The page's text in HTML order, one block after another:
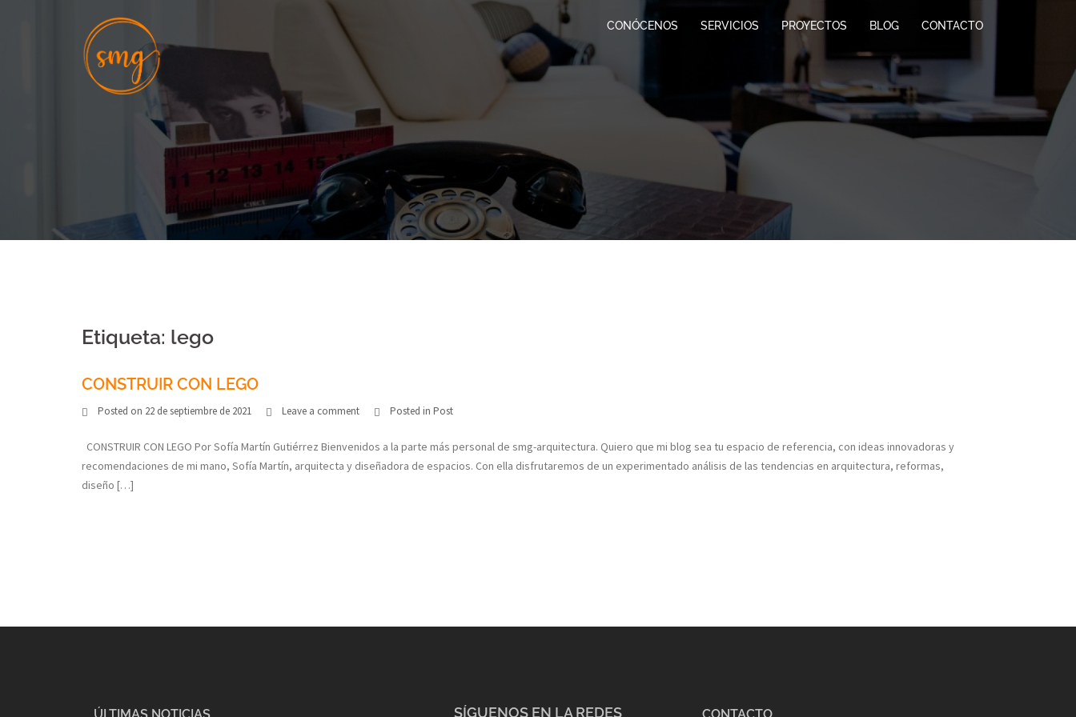
CONÓCENOS SERVICIOS PROYECTOS BLOG CONTACTO
Etiqueta: lego
CONSTRUIR CON LEGO
Posted on 22 de septiembre de 2021 Leave a comment Posted in Post
CONSTRUIR CON LEGO Por Sofía Martín Gutiérrez Bienvenidos a la parte más personal de smg-arquitectura. Quiero que mi blog sea tu espacio de referencia, con ideas innovadoras y
recomendaciones de mi mano, Sofía Martín, arquitecta y diseñadora de espacios. Con ella disfrutaremos de un experimentado análisis de las tendencias en arquitectura, reformas,
diseño […]
SÍGUENOS EN LA REDES